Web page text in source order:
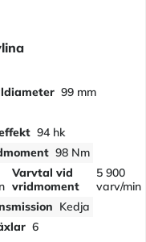
99 mm
94 hk
98 Nm
Varvtal vid
vridmoment
5 900
varv/min
Kedja
6